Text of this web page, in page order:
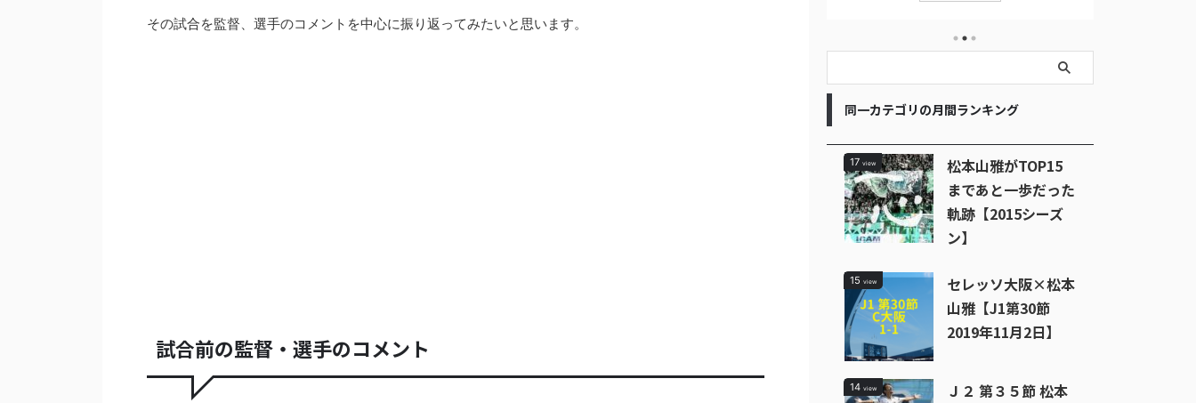
その試合を監督、選手のコメントを中心に振り返ってみたいと思います。
試合前の監督・選手のコメント
島が筆頭です。降格候補は磐田、松本、仙台、鳥栖
同一カテゴリの月間ランキング
17 view
松本山雅がTOP15
まであと一歩だった
軌跡【2015シーズ
ン】
15 view
セレッソ大阪×松本
山雅【J1第30節
2019年11月2日】
14 view
Ｊ２ 第３５節 松本